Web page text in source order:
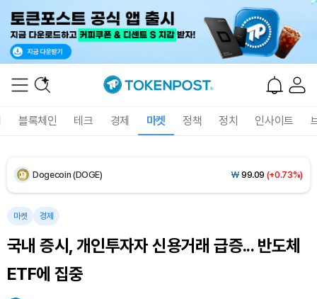
블록체인 테크 경제 마켓 정책 정치 인사이트
XRP (XRP) ₩1,447(-2.47%)
Dogecoin (DOGE) ₩ 99.09 (+0.73%)
Bitcoin (BTC)
마켓 경제
국내 증시, 개인투자자 신용거래 급증... 반도체
ETF에 집중